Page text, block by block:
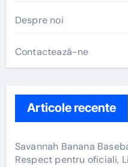
Despre noi
Contactează-ne
Articole recente
Savannah Banana
Respect pentru oficiali,